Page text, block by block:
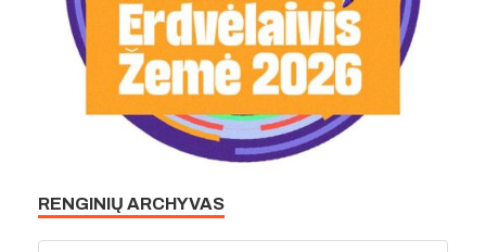
RENGINIŲ ARCHYVAS